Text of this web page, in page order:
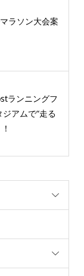
ラソン大会案
ランニングフ
アムで“走る